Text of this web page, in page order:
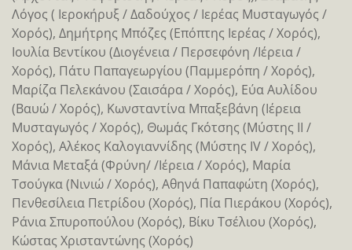
Λόγος ( Ιεροκήρυξ / Δαδούχος / Ιερέας Μυσταγωγός /
Χορός), Δημήτρης Μπόζες (Επόπτης Ιερέας / Χορός),
Ιουλία Βεντίκου (Διογένεια / Περσεφόνη /Ιέρεια /
Χορός), Πάτυ Παπαγεωργίου (Παμμερόπη / Χορός),
Μαρίζα Πελεκάνου (Σαισάρα / Χορός), Εύα Αυλίδου
(Βαυώ / Χορός), Κωνσταντίνα Μπαξεβάνη (Ιέρεια
Μυσταγωγός / Χορός), Θωμάς Γκότσης (Μύστης ΙΙ /
Χορός), Αλέκος Καλογιαννίδης (Μύστης IV / Χορός),
Μάνια Μεταξά (Φρύνη/ /Ιέρεια / Χορός), Μαρία
Τσούγκα (Νινιώ / Χορός), Αθηνά Παπαφώτη (Χορός),
Πενθεσίλεια Πετρίδου (Χορός), Πία Πιεράκου (Χορός),
Ράνια Σπυροπούλου (Χορός), Βίκυ Τσέλιου (Χορός),
Κώστας Χρισταντώνης (Χορός)